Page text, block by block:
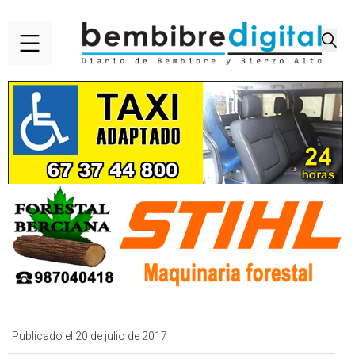
Publicado el 20 de julio de 2017